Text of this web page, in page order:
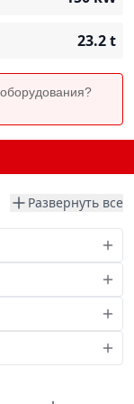
23.2t
Развернуть все